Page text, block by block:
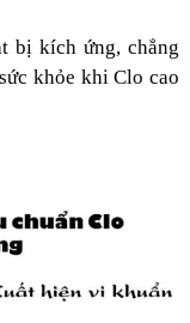
bị kích ứng, chẳng
khỏe khi Clo cao